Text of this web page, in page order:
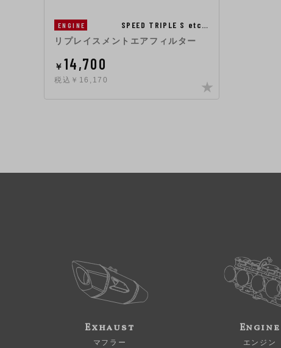
ENGINE SPEED TRIPLE S etc…
リプレイスメントエアフィルター
￥ 14,700
税込￥16,170
Exhaust
マフラー
Engine
エンジン